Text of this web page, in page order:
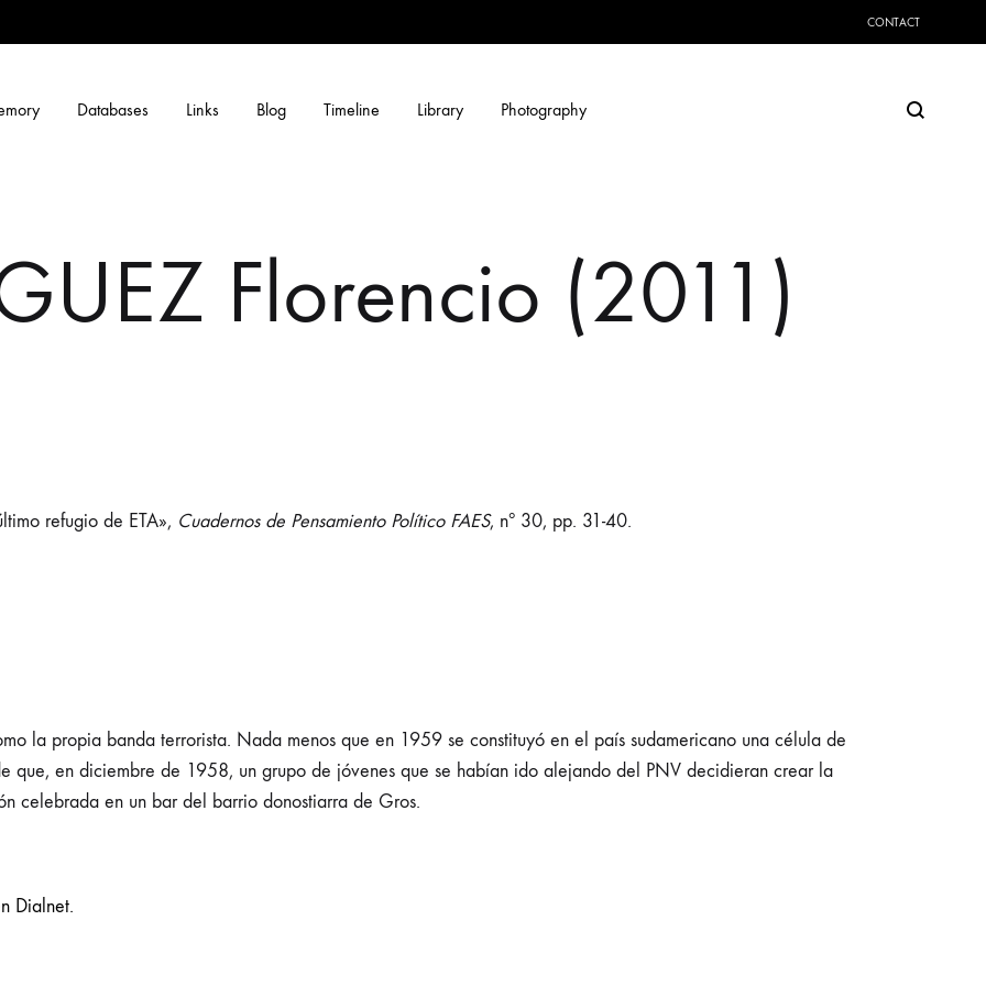
CONTACT
Databases Links Blog Timeline Library Photography Search
Florencio (2011)
refugio de ETA», Cuadernos de Pensamiento Político FAES, nº 30, pp. 31-40.
la propia banda terrorista. Nada menos que en 1959 se constituyó en el país sudamericano una célula de
que, en diciembre de 1958, un grupo de jóvenes que se habían ido alejando del PNV decidieran crear la
celebrada en un bar del barrio donostiarra de Gros.
Dialnet.